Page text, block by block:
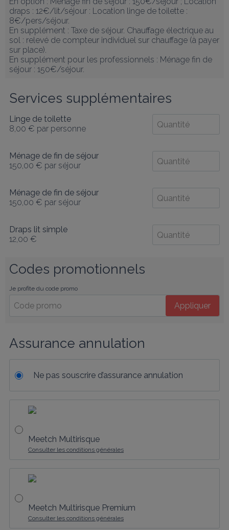
draps : 12€/lit/séjour : Location linge de toilette :
8€/pers/séjour.
En supplément : Taxe de séjour. Chauffage électrique au
sol : relevé de compteur individuel sur chauffage (à payer
sur place).
En supplément pour les professionnels : Ménage fin de
séjour : 150€/séjour.
Services supplémentaires
Linge de toilette
8,00 € par personne
Ménage de fin de séjour
150,00 € par séjour
Ménage de fin de séjour
150,00 € par séjour
Draps lit simple
12,00 €
Codes promotionnels
Je profite du code promo
Appliquer
Assurance annulation
Ne pas souscrire d’assurance annulation
Meetch Multirisque
Consulter les conditions générales
Meetch Multirisque Premium
Consulter les conditions générales